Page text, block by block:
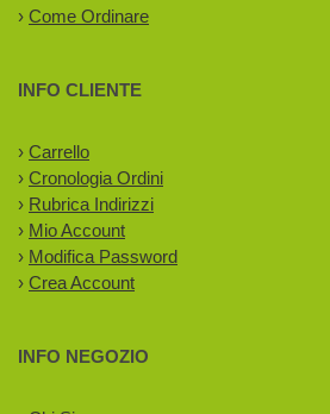
› Come Ordinare
INFO CLIENTE
› Carrello
› Cronologia Ordini
› Rubrica Indirizzi
› Mio Account
› Modifica Password
› Crea Account
INFO NEGOZIO